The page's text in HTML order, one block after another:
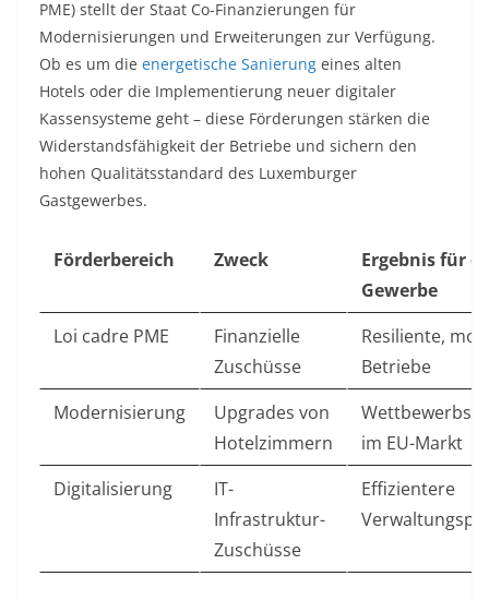
PME) stellt der Staat Co-Finanzierungen für
Modernisierungen und Erweiterungen zur Verfügung.
Ob es um die energetische Sanierung eines alten
Hotels oder die Implementierung neuer digitaler
Kassensysteme geht – diese Förderungen stärken die
Widerstandsfähigkeit der Betriebe und sichern den
hohen Qualitätsstandard des Luxemburger
Gastgewerbes.
Förderbereich Zweck
Ergebnis für
Gewerbe
Loi cadre PME
Finanzielle
Zuschüsse
Resiliente,
Betriebe
Modernisierung
Upgrades von
Hotelzimmern
im EU-Markt
Digitalisierung
IT-
Infrastruktur-
Zuschüsse
Effizientere